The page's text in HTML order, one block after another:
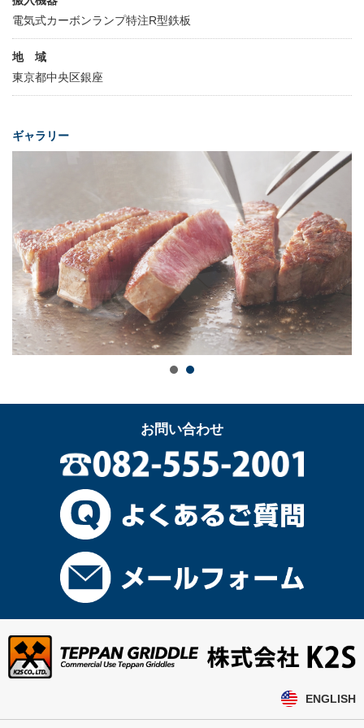
電気式カーボンランプ特注R型鉄板
地 域
東京都中央区銀座
ギャラリー
お問い合わせ
ENGLISH